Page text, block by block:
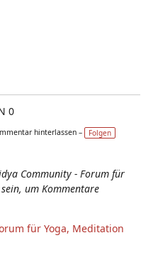
0
hinterlassen – Folgen
Community - Forum für
um Kommentare
für Yoga, Meditation